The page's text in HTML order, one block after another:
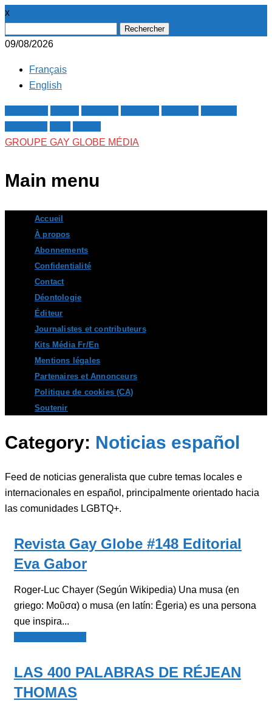
x
09/08/2026
Français
English
GROUPE GAY GLOBE MÉDIA
Main menu
content
Accueil
À propos
Abonnements
Confidentialité
Contact
Déontologie
Éditeur
Journalistes et contributeurs
Kits Média Fr/En
Mentions légales
Partenaires et Annonceurs
Politique de cookies (CA)
Soutenir
Category: Noticias español
Feed de noticias generalista que cubre temas locales e
internacionales en español, principalmente orientado hacia
las comunidades LGBTQ+.
Revista Gay Globe #148 Editorial
Eva Gabor
Roger-Luc Chayer (Según Wikipedia) Una musa (en
griego: Μοῦσα) o musa (en latín: Ēgeria) es una persona
que inspira...
LAS 400 PALABRAS DE RÉJEAN
THOMAS